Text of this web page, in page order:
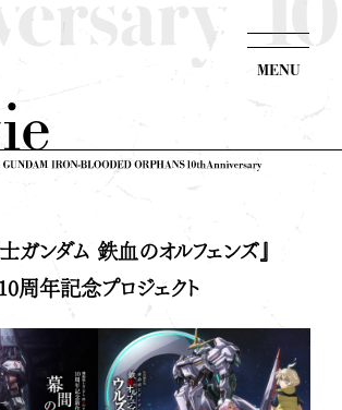
ie
ガンダム 鉄血のオルフェンズ』
10周年記念プロジェクト